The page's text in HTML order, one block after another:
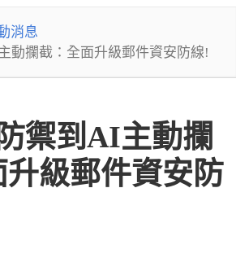
消息
動攔截：全面升級郵件資安防線!
禦到AI主動攔
級郵件資安防